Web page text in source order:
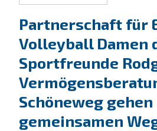
Partnerschaft für
Volleyball Damen
Sportfreunde
Schöneweg gehen
gemeinsamen